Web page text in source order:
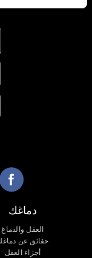
دماغك
العقل والدماغ
حقائق عن
أجزاء العقل